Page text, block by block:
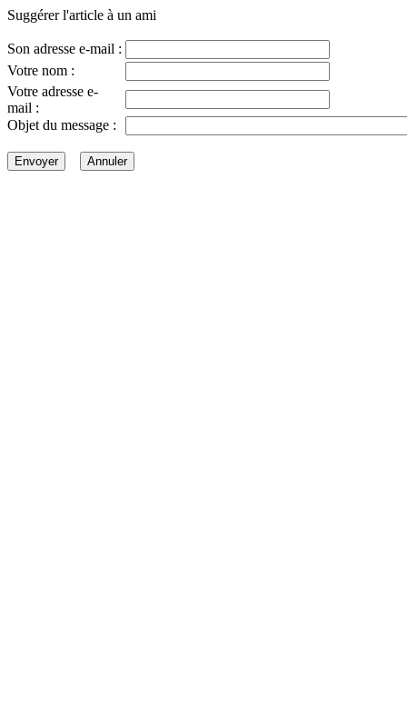
Suggérer l'article à un ami
Son adresse e-mail :
Votre nom :
Votre adresse e-
mail :
Objet du message :